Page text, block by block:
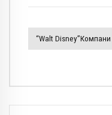
“Walt Disney”компани